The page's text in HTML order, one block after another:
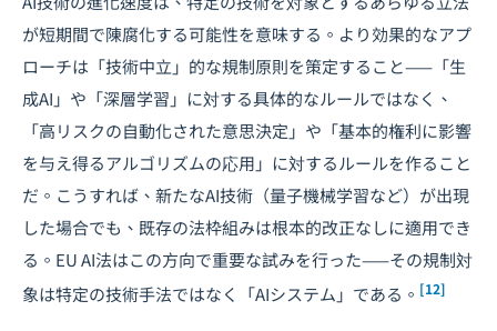
が短期間で陳腐化する可能性を意味する。より効果的なアプ
ローチは「技術中立」的な規制原則を策定すること——「生
成AI」や「深層学習」に対する具体的なルールではなく、
「高リスクの自動化された意思決定」や「基本的権利に影響
を与え得るアルゴリズムの応用」に対するルールを作ること
だ。こうすれば、新たなAI技術（量子機械学習など）が出現
した場合でも、既存の法枠組みは根本的改正なしに適用でき
る。EU AI法はこの方向で重要な試みを行った——その規制対
象は特定の技術手法ではなく「AIシステム」である。 [12]